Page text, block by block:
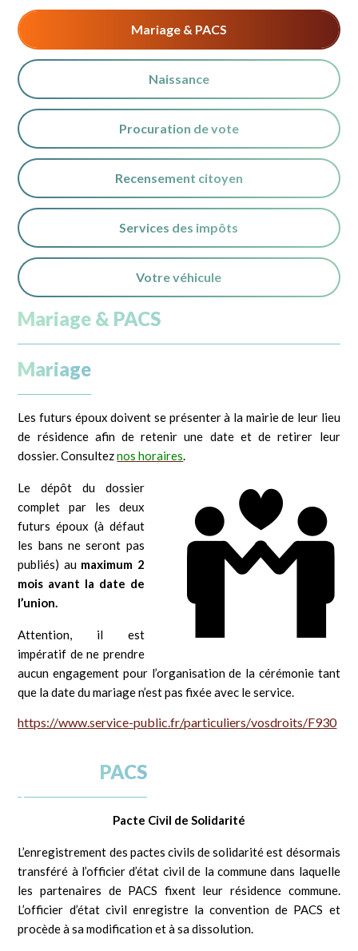
Mariage & PACS
Naissance
Procuration de vote
Recensement citoyen
Services des impôts
Votre véhicule
Mariage & PACS
Mariage
Les futurs époux doivent se présenter à la mairie de leur lieu
de résidence afin de retenir une date et de retirer leur
dossier. Consulteznos horaires.
Le dépôt du dossier
complet par les deux
futurs époux (à défaut
les bans ne seront pas
publiés) au maximum 2
mois avant la date de
l’union.
Attention, il est
impératif de ne prendre
aucun engagement pour l’organisation de la cérémonie tant
que la date du mariage n’est pas fixée avec le service.
https://www.service-public.fr/particuliers/vosdroits/F930
PACS
Pacte Civil de Solidarité
L’enregistrement des pactes civils de solidarité est désormais
transféré à l’officier d’état civil de la commune dans laquelle
les partenaires de PACS fixent leur résidence commune.
L’officier d’état civil enregistre la convention de PACS et
procède à sa modification et à sa dissolution.